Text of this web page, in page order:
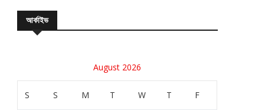
আর্কাইভ
August 2026
S S M T W T F